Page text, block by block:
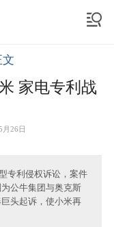
文
家电专利战
月26日
专利侵权诉讼，案件
公牛集团与奥克斯
头起诉，使小米再